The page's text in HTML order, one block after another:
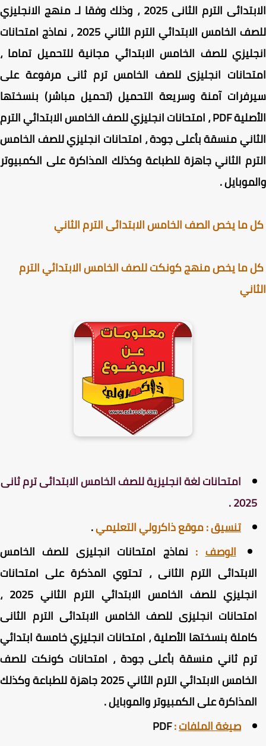
الترم الثانى 2025 ، وذلك وفقا لـ
منهج الانجليزي
الخامس الابتدائي الترم الثاني 2025
، نماذج امتحانات
للصف الخامس الابتدائي مجانية للتحميل تماما ،
انجليزى للصف الخامس ترم ثانى مرفوعة على
آمنة وسريعة التحميل (تحميل مباشر) بنسختها
الأصلية PDF ، امتحانات انجليزي للصف الخامس الابتدائي الترم
منسقة بأعلى جودة ، امتحانات انجليزي للصف الخامس
الثاني جاهزة للطباعة وكذلك المذاكرة على الكمبيوتر
.
يخص الصف الخامس الابتدائى الترم الثاني
يخص منهج كونكت للصف الخامس الابتدائي الترم
امتحانات لغة انجليزية للصف الخامس الابتدائى ترم ثانى
تنسيق:موقع ذاكرولي التعليمي.
الوصف:نماذج امتحانات انجليزى للصف الخامس
الترم الثانى ، تحتوي المذكرة على امتحانات
انجليزي للصف الخامس الابتدائي الترم الثاني 2025 ،
انجليزى للصف الخامس الابتدائى الترم الثانى
بنسختها الأصلية ، امتحانات انجليزي خامسة ابتدائي
ثاني منسقة بأعلى جودة ، امتحانات كونكت للصف
الخامس الابتدائي الترم الثاني 2025 جاهزة للطباعة وكذلك
على الكمبيوتر والموبايل .
صيغة الملفات:
PDF